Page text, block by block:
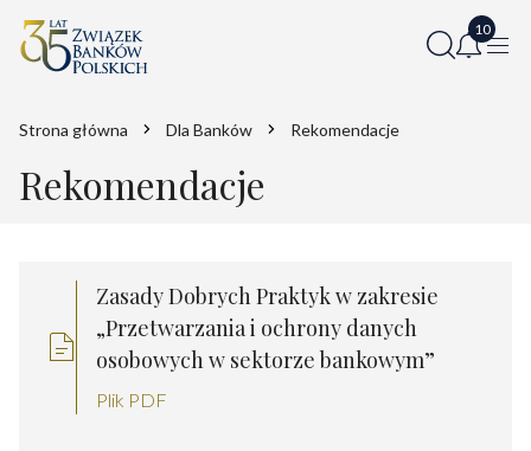
Strona główna Dla Banków Rekomendacje
Rekomendacje
Zasady Dobrych Praktyk w zakresie
„Przetwarzania i ochrony danych
osobowych w sektorze bankowym”
Plik PDF